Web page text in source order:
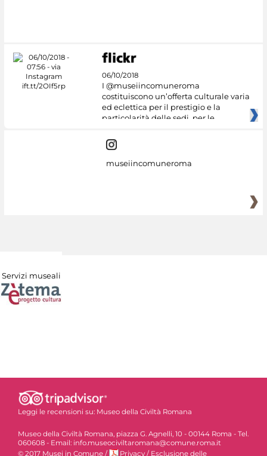
06/10/2018
I @museiincomuneroma
costituiscono un’offerta culturale varia
ed eclettica per il prestigio e la
particolarità delle sedi, per le
museiincomuneroma
Servizi museali
Leggi le recensioni su: Museo della Civiltà Romana
Museo della Civiltà Romana, piazza G. Agnelli, 10 - 00144 Roma - Tel.
060608 - Email: info.museociviltaromana@comune.roma.it
© 2017 Musei in Comune / Privacy / Esclusione delle